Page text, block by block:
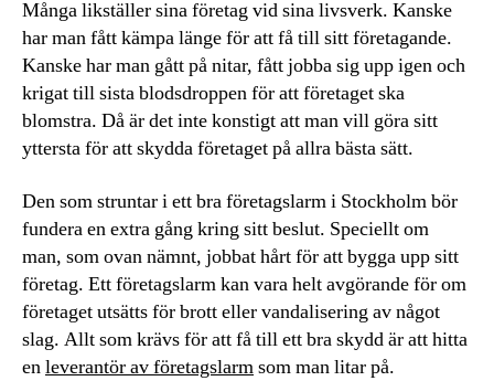
Många likställer sina företag vid sina livsverk. Kanske
har man fått kämpa länge för att få till sitt företagande.
Kanske har man gått på nitar, fått jobba sig upp igen och
krigat till sista blodsdroppen för att företaget ska
blomstra. Då är det inte konstigt att man vill göra sitt
yttersta för att skydda företaget på allra bästa sätt.
Den som struntar i ett bra företagslarm i Stockholm bör
fundera en extra gång kring sitt beslut. Speciellt om
man, som ovan nämnt, jobbat hårt för att bygga upp sitt
företag. Ett företagslarm kan vara helt avgörande för om
företaget utsätts för brott eller vandalisering av något
slag. Allt som krävs för att få till ett bra skydd är att hitta
enleverantör av företagslarmsom man litar på.